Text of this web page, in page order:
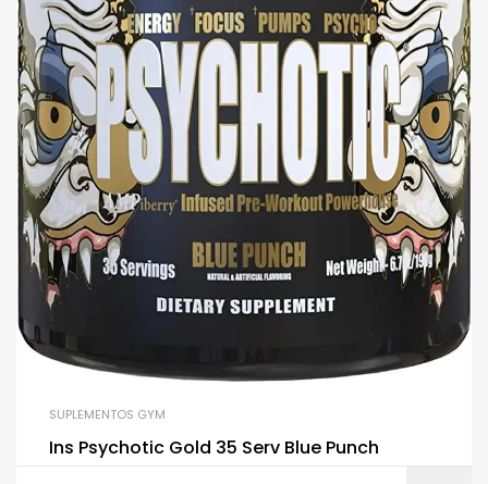
SUPLEMENTOS GYM
Ins Psychotic Gold 35 Serv Blue Punch